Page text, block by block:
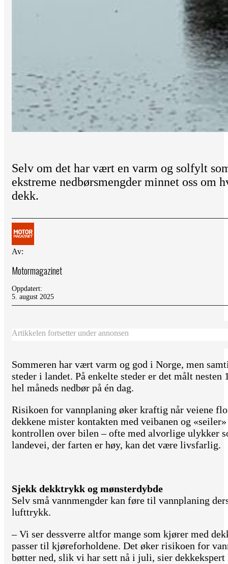
Selv om det har vært en varm og solfylt
ekstreme nedbørsmengder minnet oss om
dekk.
Av:
Motormagazinet
Oppdatert:
5. august 2025
Artikkelen fortsetter under annonsen
Sommeren har vært varm og god i Norge, men
steder i landet. På enkelte steder er det målt
hel måneds nedbør på én dag.
Risikoen for vannplaning øker kraftig når veiene
dekkene mister kontakten med veibanen og
kontrollen over bilen – ofte med alvorlige ulykker
landevei, der farten er høy, kan det være livsfarlig.
Sjekk dekktrykk og mønsterdybde
Selv små vannmengder kan føre til vannplaning
lufttrykk.
– Vi ser dessverre altfor mange som kjører med
passer til kjøreforholdene. Det øker risikoen for
bøtter ned, slik vi har sett nå i juli, sier